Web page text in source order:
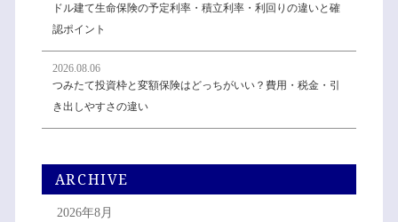
ドル建て生命保険の予定利率・積立利率・利回りの違いと確
認ポイント
2026.08.06
つみたて投資枠と変額保険はどっちがいい？費用・税金・引
き出しやすさの違い
ARCHIVE
2026年8月